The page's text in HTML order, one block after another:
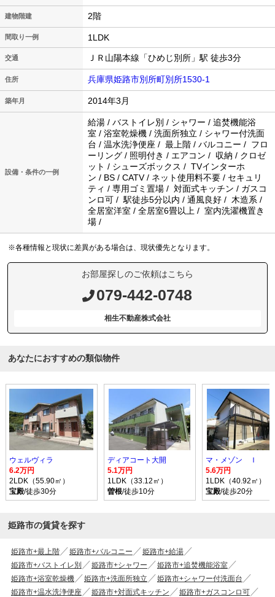
建物階建 2階
間取り一例 1LDK
交通 ＪＲ山陽本線「ひめじ別所」駅 徒歩3分
住所 兵庫県姫路市別所町別所1530-1
築年月 2014年3月
設備・条件の一例
給湯 / バストイレ別 / シャワー / 追焚機能浴
室 / 浴室乾燥機 / 洗面所独立 / シャワー付洗面
台 / 温水洗浄便座 / 最上階 / バルコニー / フロ
ーリング / 照明付き / エアコン / 収納 / クロゼ
ット / シューズボックス / TVインターホ
ン / BS / CATV / ネット使用料不要 / セキュリ
ティ / 専用ゴミ置場 / 対面式キッチン / ガスコ
ンロ可 / 駅徒歩5分以内 / 通風良好 / 木造系 /
全居室洋室 / 全居室6畳以上 / 室内洗濯機置き
場 /
※各種情報と現状に差異がある場合は、現状優先となります。
お部屋探しのご依頼はこちら
079-442-0748
相生不動産株式会社
あなたにおすすめの類似物件
ウェルヴィラ
6.2万円
2LDK（55.90㎡）
宝殿/徒歩30分
ディアコート大開
5.1万円
1LDK（33.12㎡）
曽根/徒歩10分
マ・メゾン Ｉ
5.6万円
1LDK（40.92㎡）
宝殿/徒歩20分
姫路市の賃貸を探す
姫路市+最上階 姫路市+バルコニー
姫路市+給湯
姫路市+バストイレ別
姫路市+シャワー
姫路市+追焚機能浴室
姫路市+浴室乾燥機
姫路市+洗面所独立
姫路市+シャワー付洗面台
姫路市+温水洗浄便座
姫路市+対面式キッチン
姫路市+ガスコンロ可